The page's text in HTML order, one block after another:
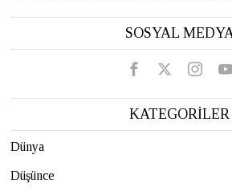
SOSYAL
KATEGORİLER
Dünya
Düşünce